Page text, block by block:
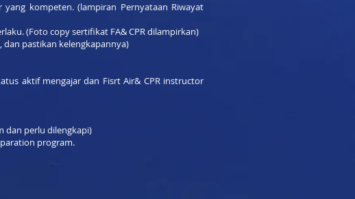
kompeten. (lampiran Pernyataan Riwayat
(Foto copy sertifikat FA& CPR dilampirkan)
dan pastikan kelengkapannya)
aktif mengajar dan Fisrt Air& CPR instructor
dan perlu dilengkapi)
program.